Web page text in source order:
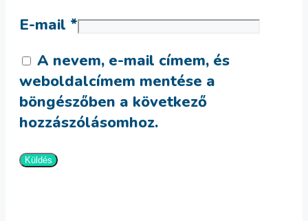
E-mail *
A nevem, e-mail címem, és
weboldalcímem mentése a
böngészőben a következő
hozzászólásomhoz.